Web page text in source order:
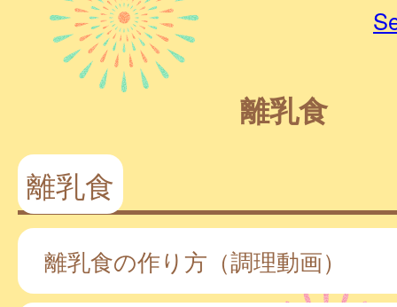
離乳食
離乳食
離乳食の作り方（調理動画）